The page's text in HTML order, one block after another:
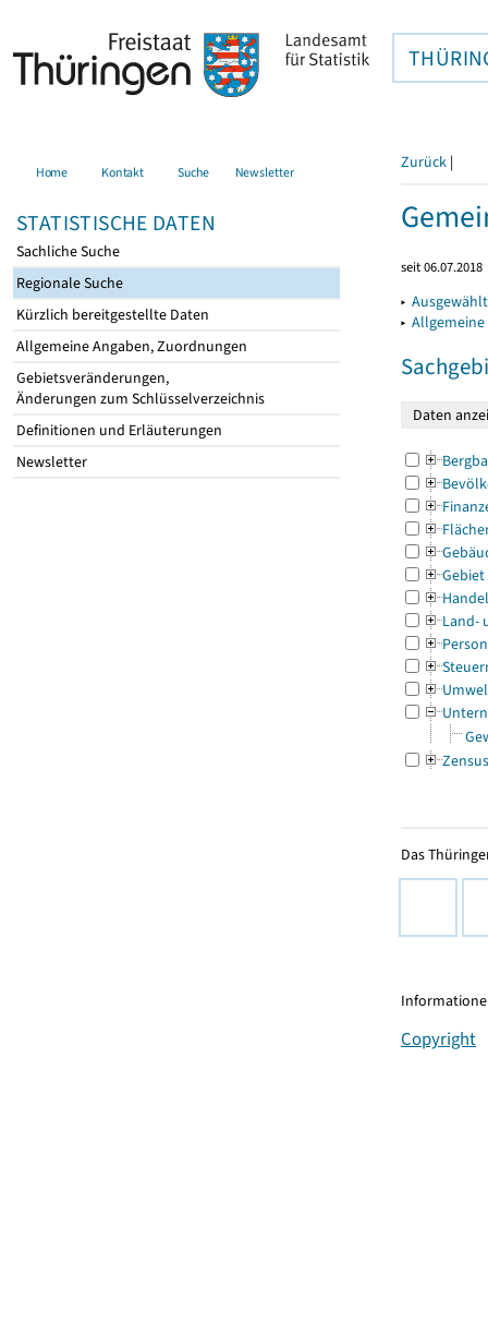
Home Kontakt Suche Newsletter
STATISTISCHE DATEN
Sachliche Suche
Regionale Suche
Kürzlich bereitgestellte Daten
Allgemeine Angaben, Zuordnungen
Gebietsveränderungen,
Änderungen zum Schlüsselverzeichnis
Definitionen und Erläuterungen
Newsletter
Zurück |
seit 06.07.2018
▸
▸
Gebiet
Land-
Zensus
Das
Copyright